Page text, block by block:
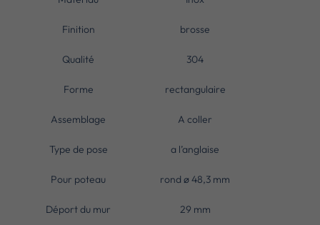
Finition brosse
Qualité 304
Forme rectangulaire
Assemblage A coller
Type de pose a l’anglaise
Pour poteau rond ø 48,3 mm
Déport du mur 29 mm